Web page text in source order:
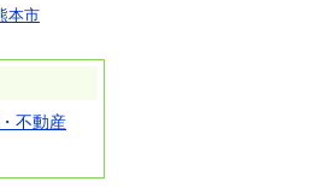
本市
不動産